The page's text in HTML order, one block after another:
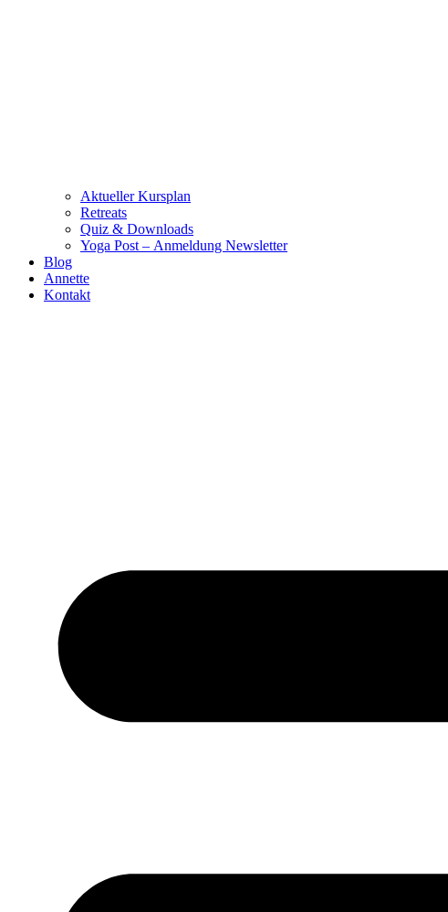
Aktueller Kursplan
Retreats
Quiz & Downloads
Yoga Post – Anmeldung Newsletter
Blog
Annette
Kontakt